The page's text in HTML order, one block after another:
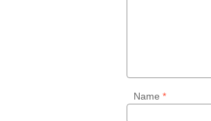
Name *